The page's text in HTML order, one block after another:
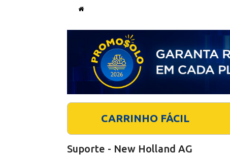
CARRINHO FÁCIL
Suporte - New Holland AG